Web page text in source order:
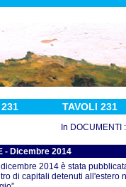
TAVOLI 231
In DOCUMENTI :
- Dicembre 2014
2014 è stata
di capitali detenuti all'estero